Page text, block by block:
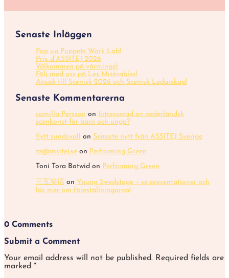
Senaste Inläggen
Pop up Puppets Work Lab!
Prix d’ASSITEJ 2026
Välkommen på vårmingel
Följ med oss på Les Misérables!
Ansök till Scenisk 2026 och Scenisk Ledarskap!
Senaste Kommentarerna
camilla Persson on Intresserad av nederländsk
scenkonst för barn och unga?
flytt sundsvall on Senaste nytt från ASSITEJ Sverige
zz@assitej.seon Performing Green
Toni Tora Botwidon Performing Green
三五笑话on Young Swedstage – se presentationer och
läs mer om föreställningarna!
0 Comments
Submit a Comment
Your email address will not be published. Required fields are
marked *